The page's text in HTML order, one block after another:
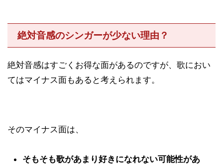
絶対音感のシンガーが少ない理由？
絶対音感はすごくお得な面があるのですが、歌におい
てはマイナス面もあると考えられます。
そのマイナス面は、
そもそも歌があまり好きになれない可能性があ